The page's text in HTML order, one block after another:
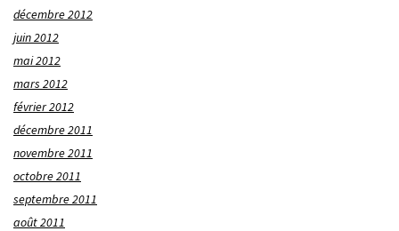
décembre 2012
juin 2012
mai 2012
mars 2012
février 2012
décembre 2011
novembre 2011
octobre 2011
septembre 2011
août 2011